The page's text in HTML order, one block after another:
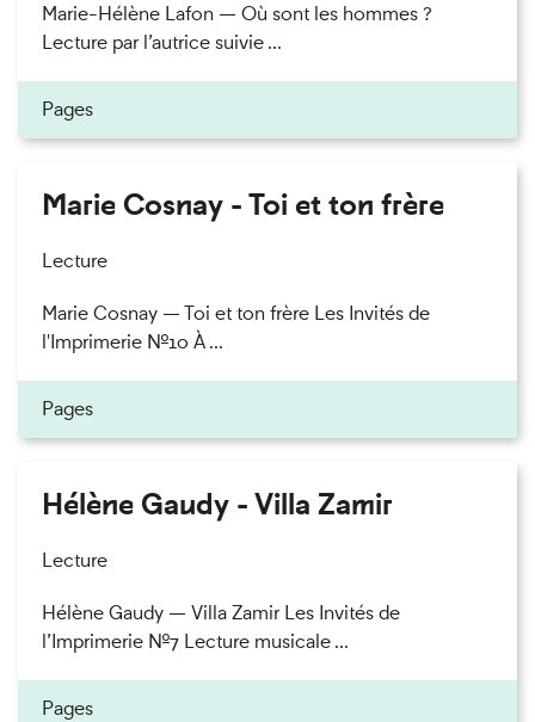
Marie-Hélène Lafon — Où sont les hommes ?
Lecture par l’autrice suivie ...
Pages
Marie Cosnay - Toi et ton frère
Lecture
Marie Cosnay — Toi et ton frère Les Invités de
l'Imprimerie n°10 À ...
Pages
Hélène Gaudy - Villa Zamir
Lecture
Hélène Gaudy — Villa Zamir Les Invités de
l’Imprimerie n°7 Lecture musicale ...
Pages